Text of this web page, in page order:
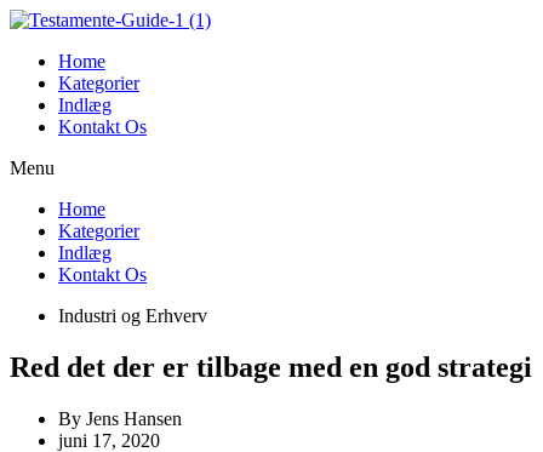
Videre
indholdHome
Kategorier
Indlæg
Kontakt Os
Menu
Home
Kategorier
Indlæg
Kontakt Os
Industri og Erhverv
Red det der er tilbage med en god strategi
By Jens Hansen
juni 17, 2020